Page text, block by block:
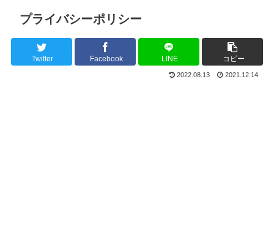
プライバシーポリシー
Twitter Facebook LINE コピー
2022.08.13 2021.12.14